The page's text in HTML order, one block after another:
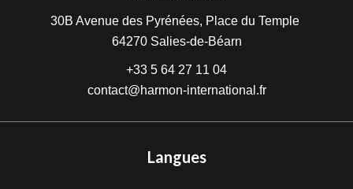
30B Avenue des Pyrénées, Place du Temple
64270 Salies-de-Béarn
+33 5 64 27 11 04
contact@harmon-international.fr
Langues